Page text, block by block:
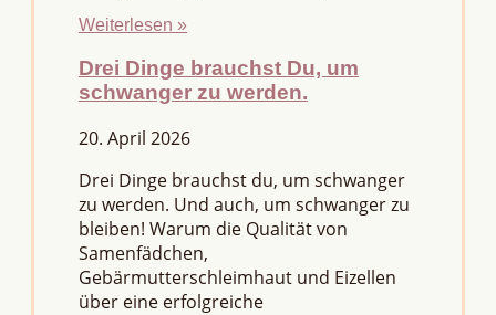
Weiterlesen »
Drei Dinge brauchst Du, um
schwanger zu werden.
20. April 2026
Drei Dinge brauchst du, um schwanger
zu werden. Und auch, um schwanger zu
bleiben! Warum die Qualität von
Samenfädchen,
Gebärmutterschleimhaut und Eizellen
über eine erfolgreiche